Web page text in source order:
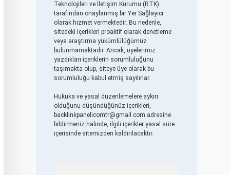
Teknolojileri ve İletişim Kurumu (BTK)
tarafından onaylanmış bir Yer Sağlayıcı
olarak hizmet vermektedir. Bu nedenle,
sitedeki içerikleri proaktif olarak denetleme
veya araştırma yükümlülüğümüz
bulunmamaktadır. Ancak, üyelerimiz
yazdıkları içeriklerin sorumluluğunu
taşımakta olup, siteye üye olarak bu
sorumluluğu kabul etmiş sayılırlar.
Hukuka ve yasal düzenlemelere aykırı
olduğunu düşündüğünüz içerikleri,
backlinkpanelicomtr@gmail.com adresine
bildirmeniz halinde, ilgili içerikler yasal süre
içerisinde sitemizden kaldırılacaktır.